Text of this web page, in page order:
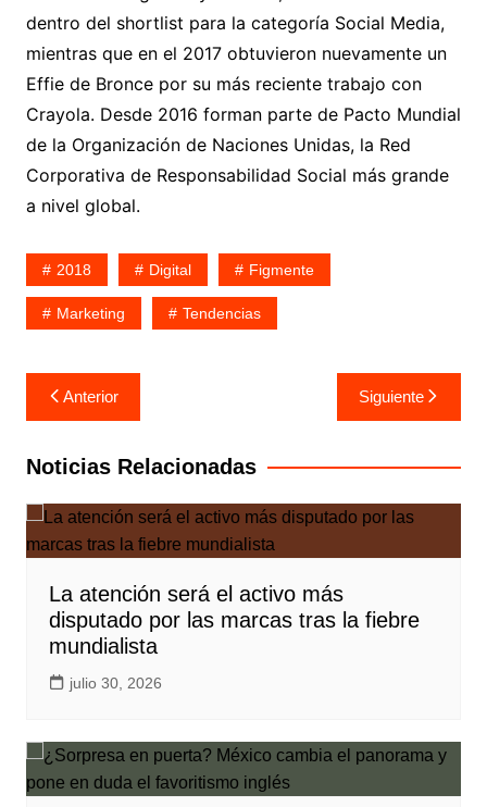
dentro del shortlist para la categoría Social Media,
mientras que en el 2017 obtuvieron nuevamente un
Effie de Bronce por su más reciente trabajo con
Crayola. Desde 2016 forman parte de Pacto Mundial
de la Organización de Naciones Unidas, la Red
Corporativa de Responsabilidad Social más grande
a nivel global.
2018 Digital Figmente
Marketing Tendencias
Navegación
de
entradas
Anterior Siguiente
Noticias Relacionadas
La atención será el activo más
disputado por las marcas tras la fiebre
mundialista
julio 30, 2026